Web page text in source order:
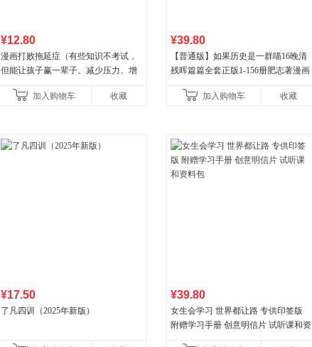
¥12.80
漫画打败拖延症（有些知识不考试，
但能让孩子赢一辈子。减少压力、增
合“小行动”触发大脑行动开
加入购物车 收藏
¥39.80
【普通版】如果历史是一群喵16晚清
残晖篇篇全套正版1-156册肥志著漫画
儿童西游喵知识
加入购物车 收藏
¥17.50
了凡四训（2025年新版）
¥39.80
女生会学习 世界都让路 专供印签版
附赠学习手册 创意明信片 试听课和资